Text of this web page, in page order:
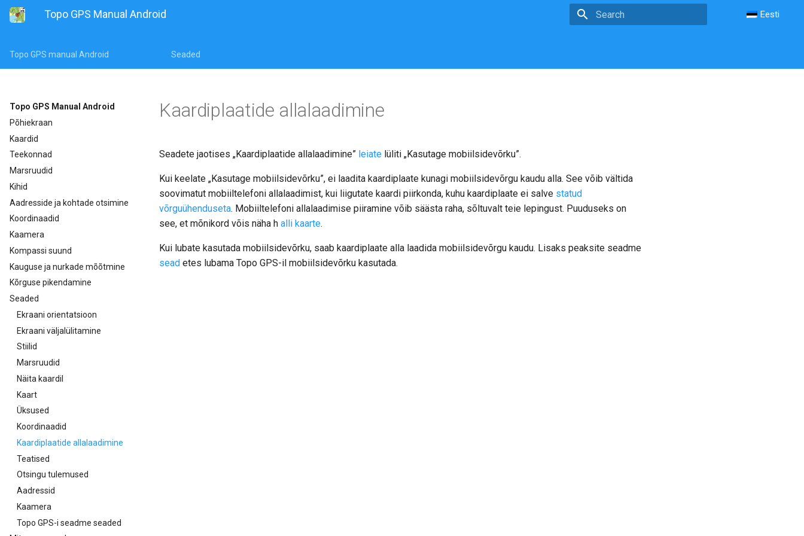
Topo GPS Manual Android Eesti
Topo GPS manual Android Seaded
Topo GPS Manual Android
Põhiekraan
Kaardid
Teekonnad
Marsruudid
Kihid
Aadresside ja kohtade otsimine
Koordinaadid
Kaamera
Kompassi suund
Kauguse ja nurkade mõõtmine
Kõrguse pikendamine
Seaded
Ekraani orientatsioon
Ekraani väljalülitamine
Stiilid
Marsruudid
Näita kaardil
Kaart
Üksused
Koordinaadid
Kaardiplaatide allalaadimine
Teatised
Otsingu tulemused
Aadressid
Kaamera
Topo GPS-i seadme seaded
Kaardiplaatide allalaadimine
Seadete jaotises „Kaardiplaatide allalaadimine” leiate lüliti „Kasutage mobiilsidevõrku”.
Kui keelate „Kasutage mobiilsidevõrku”, ei laadita kaardiplaate kunagi mobiilsidevõrgu kaudu alla. See võib vältida
soovimatut mobiiltelefoni allalaadimist, kui liigutate kaardi piirkonda, kuhu kaardiplaate ei salve statud
võrguühenduseta. Mobiiltelefoni allalaadimise piiramine võib säästa raha, sõltuvalt teie lepingust. Puuduseks on
see, et mõnikord võis näha h alli kaarte.
Kui lubate kasutada mobiilsidevõrku, saab kaardiplaate alla laadida mobiilsidevõrgu kaudu. Lisaks peaksite seadme
sead etes lubama Topo GPS-il mobiilsidevõrku kasutada.